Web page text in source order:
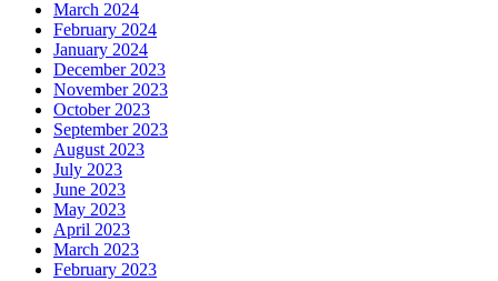
March 2024
February 2024
January 2024
December 2023
November 2023
October 2023
September 2023
August 2023
July 2023
June 2023
May 2023
April 2023
March 2023
February 2023